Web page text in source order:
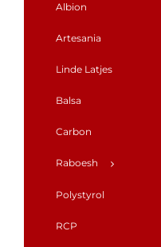
Albion
Artesania
Linde Latjes
Balsa
Carbon
Raboesh
Polystyrol
RCP